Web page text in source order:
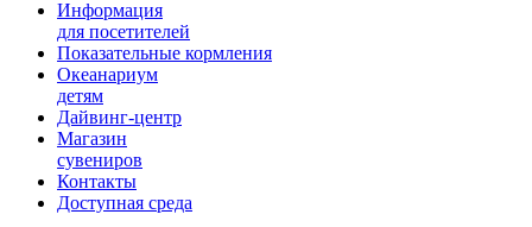
Информация
для посетителей
Показательные кормления
Океанариум
детям
Дайвинг-центр
Магазин
сувениров
Контакты
Доступная среда